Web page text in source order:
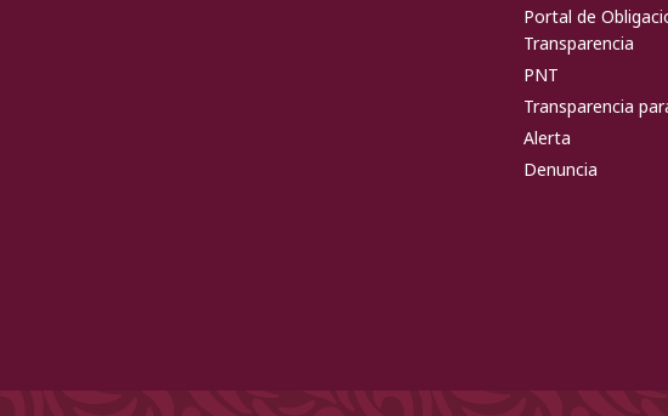
Portal de
Transparencia
PNT
Transparencia
Alerta
Denuncia